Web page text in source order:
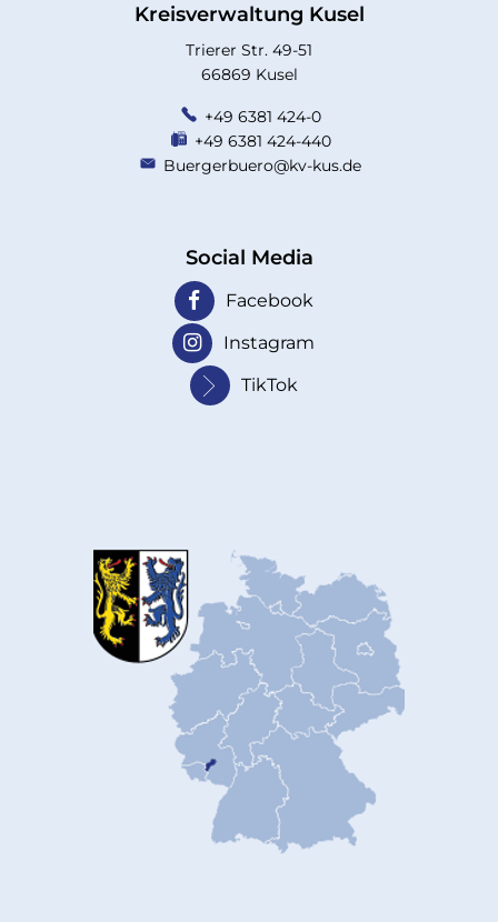
Kreisverwaltung Kusel
Trierer Str. 49-51
66869 Kusel
+49 6381 424-0
+49 6381 424-440
Buergerbuero@kv-kus.de
Social Media
Facebook
Instagram
TikTok